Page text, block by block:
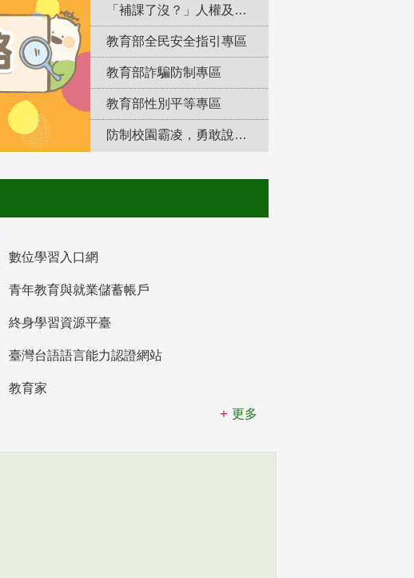
「補課了沒？」人權及轉型正義教育專區
教育部全民安全指引專區
教育部詐騙防制專區
教育部性別平等專區
防制校園霸凌，勇敢說出來！
數位學習入口網
青年教育與就業儲蓄帳戶
終身學習資源平臺
臺灣台語語言能力認證網站
教育家
更多